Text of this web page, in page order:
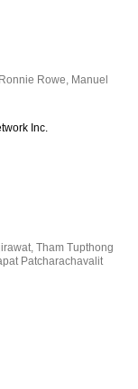
Ronnie Rowe Manuel
Inc.
,Tham Tupthong
Patcharachavalit